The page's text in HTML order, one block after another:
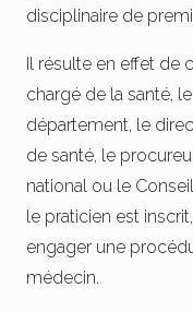
disciplinaire de
Il résulte en effet de
chargé de la santé,
département, le
de santé, le
national ou le
le praticien est
engager une
médecin.